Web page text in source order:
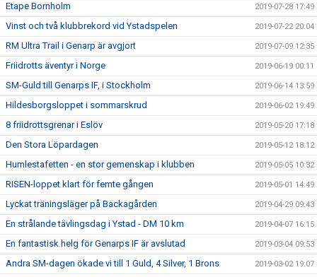
Etape Bornholm 2019-07-28 17:49
Vinst och två klubbrekord vid Ystadspelen 2019-07-22 20:04
RM Ultra Trail i Genarp är avgjort 2019-07-09 12:35
Friidrotts äventyr i Norge 2019-06-19 00:11
SM-Guld till Genarps IF, i Stockholm 2019-06-14 13:59
Hildesborgsloppet i sommarskrud 2019-06-02 19:49
8 friidrottsgrenar i Eslöv 2019-05-20 17:18
Den Stora Löpardagen 2019-05-12 18:12
Humlestafetten - en stor gemenskap i klubben 2019-05-05 10:32
RISEN-loppet klart för femte gången 2019-05-01 14:49
Lyckat träningsläger på Backagården 2019-04-29 09:43
En strålande tävlingsdag i Ystad - DM 10 km 2019-04-07 16:15
En fantastisk helg för Genarps IF är avslutad 2019-03-04 09:53
Andra SM-dagen ökade vi till 1 Guld, 4 Silver, 1 Brons 2019-03-02 19:07